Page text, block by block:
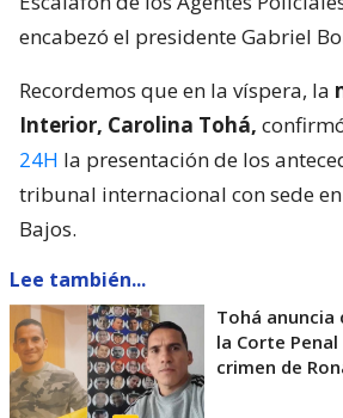
encabezó el presidente Gabriel
Recordemos que en la víspera, la
Interior, Carolina Tohá,
24H la presentación de los
tribunal internacional con sede en
Bajos.
Lee también...
Tohá anuncia
la Corte
crimen de